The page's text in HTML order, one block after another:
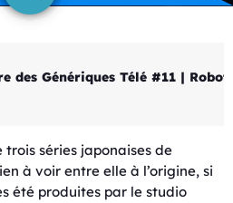
séries japonaises de
à voir entre elle à l’origine, si
été produites par le studio